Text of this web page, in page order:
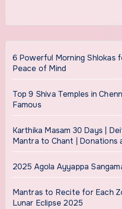
6 Powerful Morning Shlokas
Peace of Mind
Top 9 Shiva Temples in
Famous
Karthika Masam 30 Days |
Mantra to Chant | Donations
2025 Agola Ayyappa
Mantras to Recite for Each
Lunar Eclipse 2025